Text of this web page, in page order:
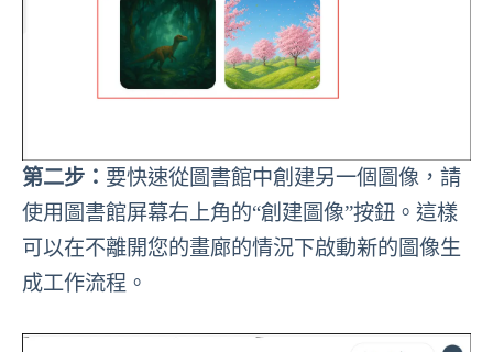
第二步： 要快速從圖書館中創建另一個圖像，請
使用圖書館屏幕右上角的“創建圖像”按鈕。這樣
可以在不離開您的畫廊的情況下啟動新的圖像生
成工作流程。